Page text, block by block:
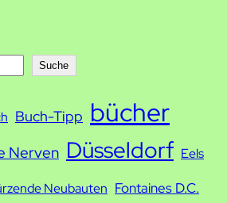
Suche
Buch-Tipp bücher
Nerven Düsseldorf Eels
Neubauten Fontaines D.C.